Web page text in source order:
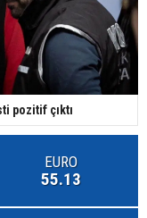
pozitif çıktı
EURO
55.13